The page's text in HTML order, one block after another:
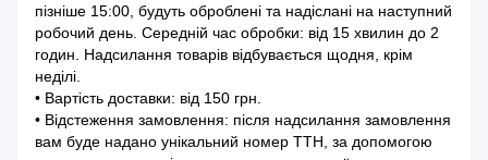
пізніше 15:00, будуть оброблені та надіслані на наступний
робочий день. Середній час обробки: від 15 хвилин до 2
годин. Надсилання товарів відбувається щодня, крім
неділі.
• Вартість доставки: від 150 грн.
• Відстеження замовлення: після надсилання замовлення
вам буде надано унікальний номер ТТН, за допомогою